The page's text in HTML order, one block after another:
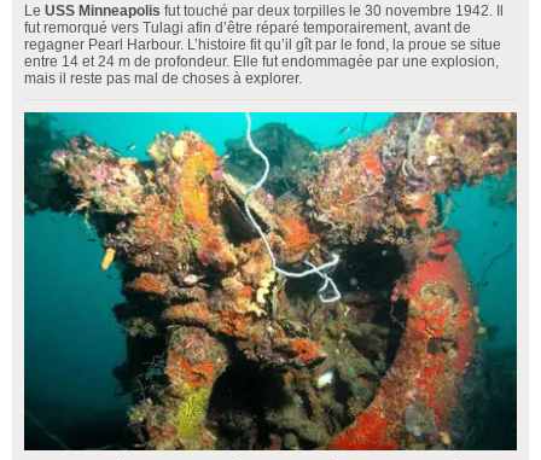
Le USS Minneapolis fut touché par deux torpilles le 30 novembre 1942. Il
fut remorqué vers Tulagi afin d’être réparé temporairement, avant de
regagner Pearl Harbour. L’histoire fit qu’il gît par le fond, la proue se situe
entre 14 et 24 m de profondeur. Elle fut endommagée par une explosion,
mais il reste pas mal de choses à explorer.